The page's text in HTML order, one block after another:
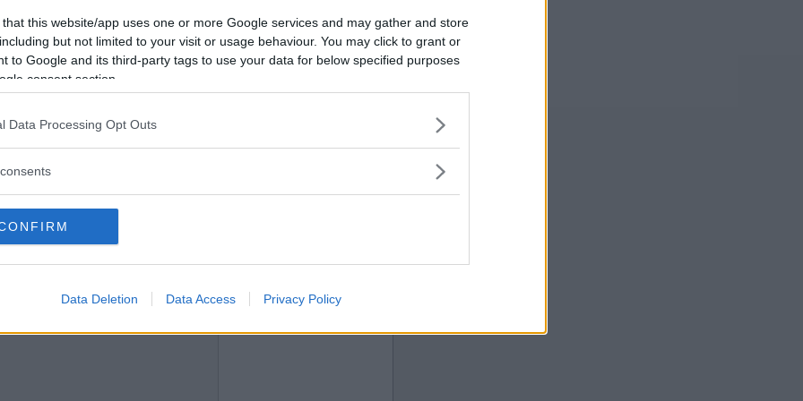
that this website/app uses one or more Google services and may gather and store
but not limited to your visit or usage behaviour. You may click to grant or
to Google and its third-party tags to use your data for below specified purposes
consent section.
Data Processing Opt Outs
Data Deletion Data Access Privacy Policy
2019-11-01 16:34
Vill du bli
medlem?